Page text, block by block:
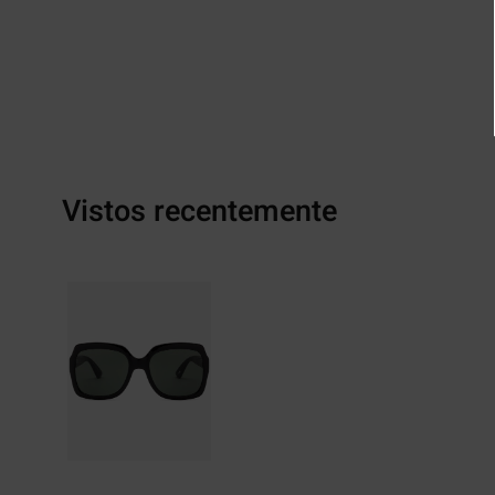
Vistos recentemente